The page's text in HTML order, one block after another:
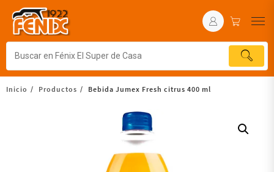
Inicio Productos Bebida Jumex Fresh citrus 400 ml